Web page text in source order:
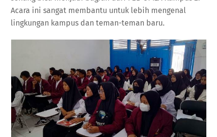
Acara ini sangat membantu untuk lebih mengenal
lingkungan kampus dan teman-teman baru.